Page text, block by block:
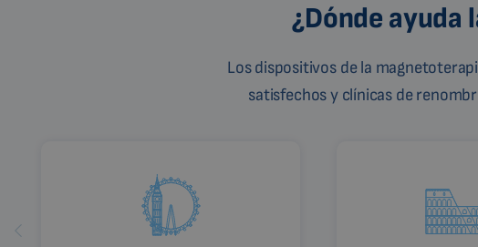
¿Dónde ayuda
Los dispositivos de la
satisfechos y clínicas de